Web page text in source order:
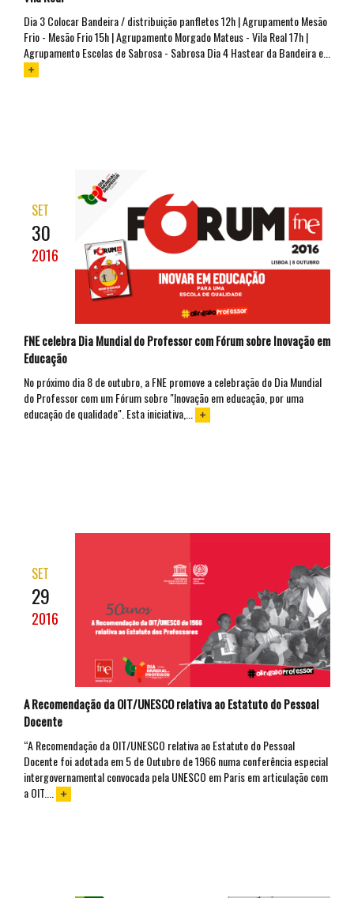
Dia 3 Colocar Bandeira / distribuição panfletos 12h | Agrupamento Mesão
Frio - Mesão Frio 15h | Agrupamento Morgado Mateus - Vila Real 17h |
Agrupamento Escolas de Sabrosa - Sabrosa Dia 4 Hastear da Bandeira e...
SET
30
2016
FNE celebra Dia Mundial do Professor com Fórum sobre Inovação em
Educação
No próximo dia 8 de outubro, a FNE promove a celebração do Dia Mundial
do Professor com um Fórum sobre "Inovação em educação, por uma
educação de qualidade". Esta iniciativa,...
SET
29
2016
A Recomendação da OIT/UNESCO relativa ao Estatuto do Pessoal
Docente
“A Recomendação da OIT/UNESCO relativa ao Estatuto do Pessoal
Docente foi adotada em 5 de Outubro de 1966 numa conferência especial
intergovernamental convocada pela UNESCO em Paris em articulação com
a OIT....